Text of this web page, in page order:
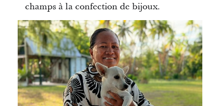
champs à la confection de bijoux.